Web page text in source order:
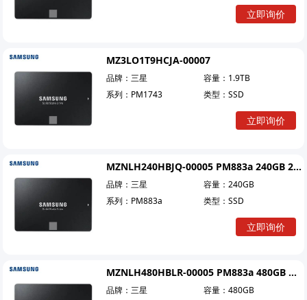
立即询价
MZ3LO1T9HCJA-00007
品牌： 三星 容量： 1.9TB
系列： PM1743 类型：SSD
立即询价
MZNLH240HBJQ-00005 PM883a 240GB 2.5 M.2
品牌： 三星 容量：240GB
系列： PM883a 类型：SSD
立即询价
MZNLH480HBLR-00005 PM883a 480GB 2.5 M.2
品牌： 三星 容量：480GB